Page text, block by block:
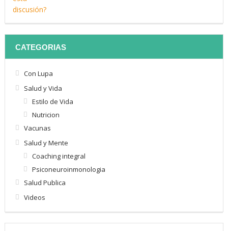
CATEGORIAS
Con Lupa
Salud y Vida
Estilo de Vida
Nutricion
Vacunas
Salud y Mente
Coaching integral
Psiconeuroinmonologia
Salud Publica
Videos